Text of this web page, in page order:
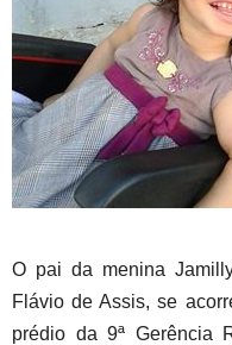
O pai da menina
Flávio de Assis, se
prédio da 9ª Gerência